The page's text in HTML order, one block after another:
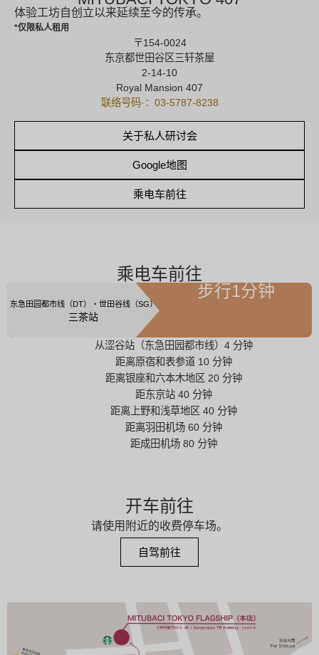
体验工坊自创立以来延续至今的传承。
*仅限私人租用
〒154-0024
东京都世田谷区三轩茶屋
2-14-10
Royal Mansion 407
联络号码·：03-5787-8238
关于私人研讨会
Google地图
乘电车前往
乘电车前往
东急田园都市线（DT）・世田谷线（SG）
三茶站
步行1分钟
从涩谷站（东急田园都市线）4 分钟
距离原宿和表参道 10 分钟
距离银座和六本木地区 20 分钟
距东京站 40 分钟
距离上野和浅草地区 40 分钟
距离羽田机场 60 分钟
距成田机场 80 分钟
开车前往
请使用附近的收费停车场。
自驾前往